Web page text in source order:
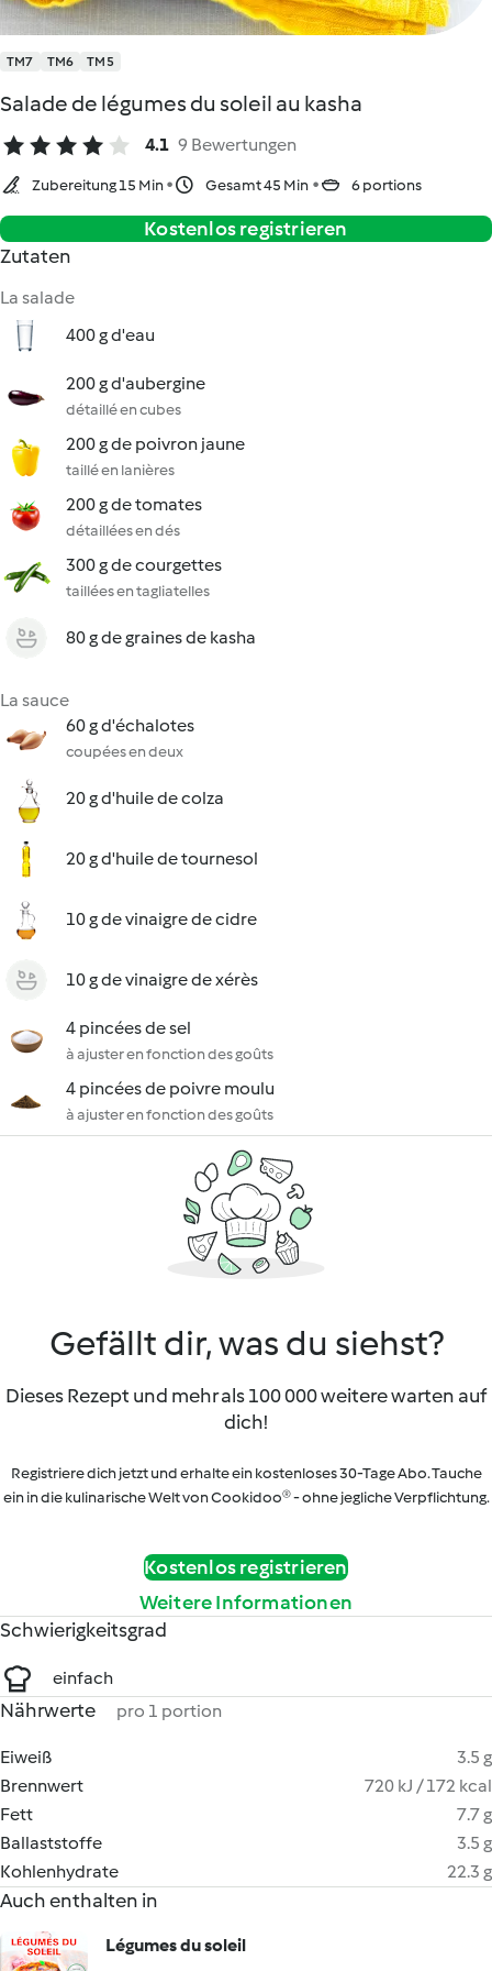
TM7 TM6 TM5
Salade de légumes du soleil au kasha
4.1 9 Bewertungen
Zubereitung 15 Min Gesamt 45 Min 6 portions
Kostenlos registrieren
Zutaten
La salade
400 g d'eau
200 g d'aubergine
détaillé en cubes
200 g de poivron jaune
taillé en lanières
200 g de tomates
détaillées en dés
300 g de courgettes
taillées en tagliatelles
80 g de graines de kasha
La sauce
60 g d'échalotes
coupées en deux
20 g d'huile de colza
20 g d'huile de tournesol
10 g de vinaigre de cidre
10 g de vinaigre de xérès
4 pincées de sel
à ajuster en fonction des goûts
4 pincées de poivre moulu
à ajuster en fonction des goûts
Gefällt dir, was du siehst?
Dieses Rezept und mehr als 100 000 weitere warten auf
dich!
Registriere dich jetzt und erhalte ein kostenloses 30-Tage Abo. Tauche
ein in die kulinarische Welt von Cookidoo® - ohne jegliche Verpflichtung.
Kostenlos registrieren
Weitere Informationen
Schwierigkeitsgrad
einfach
Nährwerte pro 1 portion
Eiweiß
3.5 g
Brennwert
720 kJ / 172 kcal
Fett
7.7 g
Ballaststoffe
3.5 g
Kohlenhydrate
22.3 g
Auch enthalten in
Légumes du soleil